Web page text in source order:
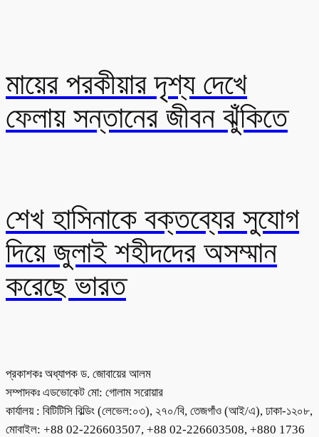
মায়ের পরকীয়ার দৃশ্য দেখে
ফেলায় সন্তানের জীবন ঝুঁকিতে
শেখ হাসিনাকে বক্তব্যের সুযোগ
দিয়ে জুলাই শহীদদের অসম্মান
করেছে ভারত
প্রকাশকঃ অধ্যাপক ড. জোবায়ের আলম
সম্পাদকঃ এডভোকেট মো: গোলাম সরোয়ার
কার্যালয় : বিটিটিসি বিল্ডিং (লেভেল:০৩), ২৭০/বি, তেজগাঁও (আই/এ), ঢাকা-১২০৮,
মোবাইল: +88 02-226603507, +88 02-226603508, +880 1736